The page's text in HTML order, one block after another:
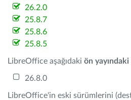
26.2.0
25.8.7
25.8.6
25.8.5
LibreOffice aşağıdaki ön yayındaki
26.8.0
LibreOffice'in eski sürümlerini